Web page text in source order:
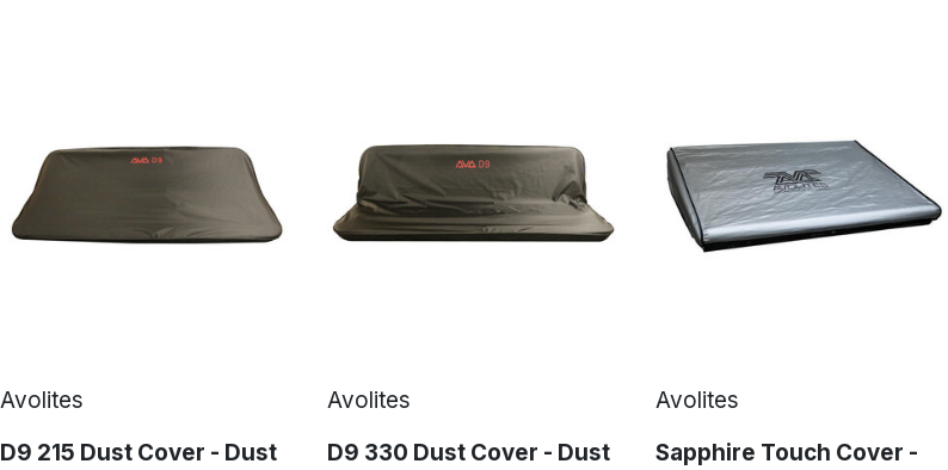
Avolites
D9 215 Dust Cover - Dust
Avolites
D9 330 Dust Cover - Dust
Avolites
Sapphire Touch Cover -